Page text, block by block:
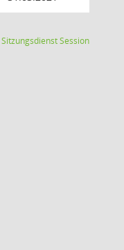
SitzungsdienstSession(Wird in